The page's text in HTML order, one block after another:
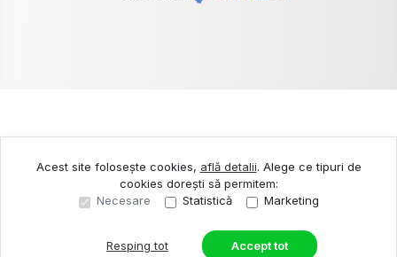
Sună acum Solicită vizionare
Acest site folosește cookies, află detalii. Alege ce tipuri de
cookies dorești să permitem:
Necesare
Statistică Marketing
Resping tot Accept tot